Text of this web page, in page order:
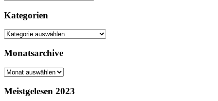
nach:
Kategorien
Kategorien
Monatsarchive
Monatsarchive
Meistgelesen 2023